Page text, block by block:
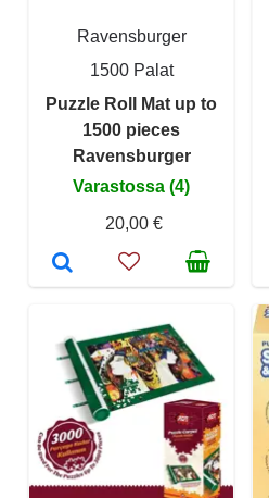
Ravensburger
1500 Palat
Puzzle Roll Mat up to
1500 pieces
Ravensburger
Varastossa (4)
20,00 €